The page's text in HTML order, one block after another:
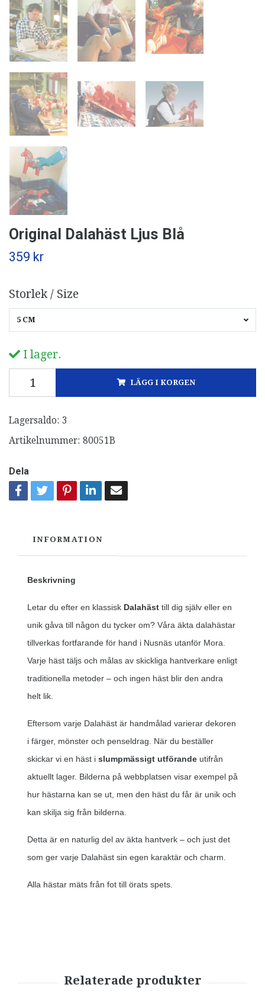
Original Dalahäst Ljus Blå
359 kr
Storlek / Size
5 CM
I lager.
LÄGG I KORGEN
Lagersaldo: 3
Artikelnummer: 80051B
Dela
INFORMATION
Beskrivning
Letar du efter en klassisk Dalahäst till dig själv eller en
unik gåva till någon du tycker om? Våra äkta dalahästar
tillverkas fortfarande för hand i Nusnäs utanför Mora.
Varje häst täljs och målas av skickliga hantverkare enligt
traditionella metoder – och ingen häst blir den andra
helt lik.
Eftersom varje Dalahäst är handmålad varierar dekoren
i färger, mönster och penseldrag. När du beställer
skickar vi en häst i slumpmässigt utförande utifrån
aktuellt lager. Bilderna på webbplatsen visar exempel på
hur hästarna kan se ut, men den häst du får är unik och
kan skilja sig från bilderna.
Detta är en naturlig del av äkta hantverk – och just det
som ger varje Dalahäst sin egen karaktär och charm.
Alla hästar mäts från fot till örats spets.